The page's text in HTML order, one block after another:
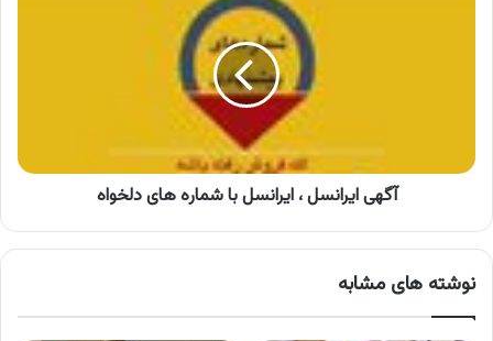
آگهی ایرانسل ، ایرانسل با شماره های دلخواه
نوشته های مشابه